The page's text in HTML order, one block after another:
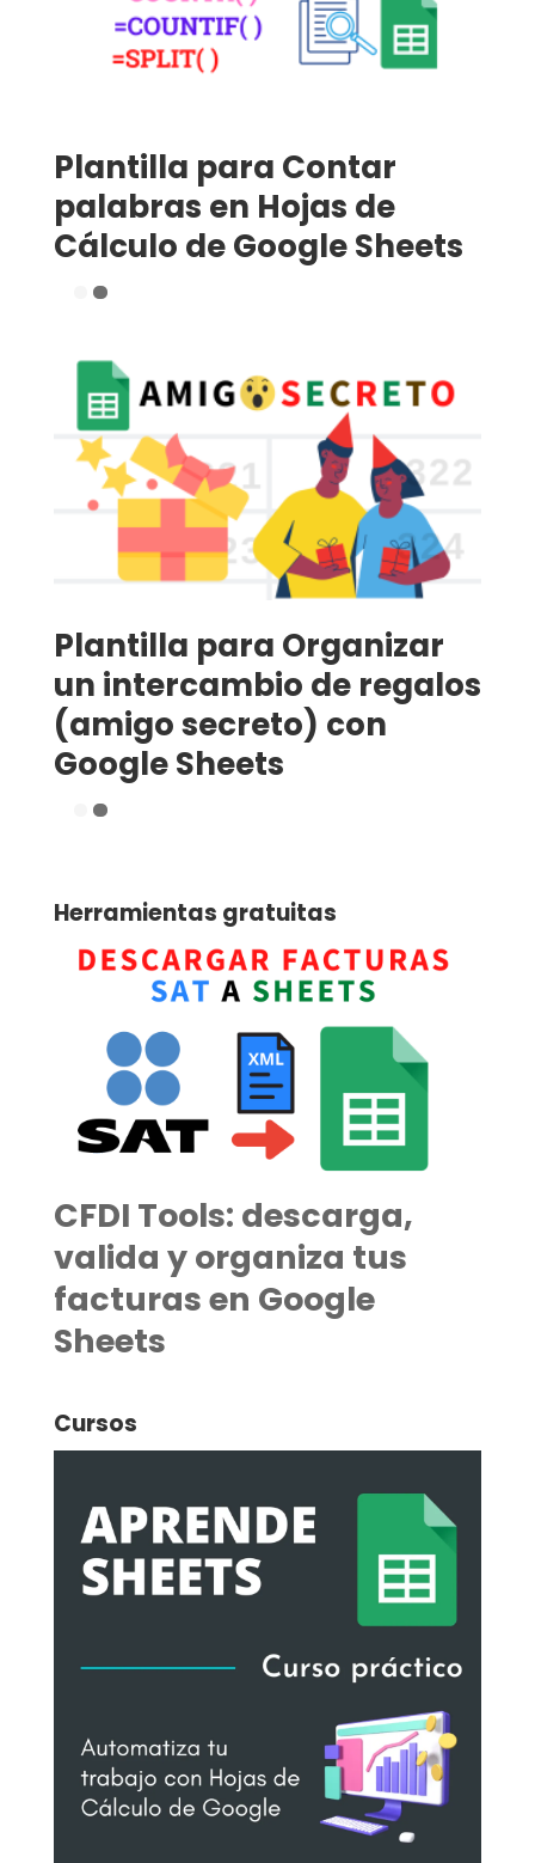
Plantilla para Contar
palabras en Hojas de
Cálculo de Google Sheets
Plantilla para Organizar
un intercambio de regalos
(amigo secreto) con
Google Sheets
Herramientas gratuitas
CFDI Tools: descarga,
valida y organiza tus
facturas en Google
Sheets
Cursos